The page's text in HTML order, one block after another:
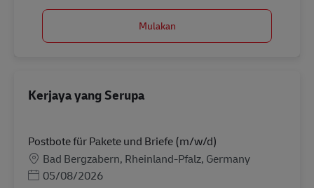
Mulakan
Kerjaya yang Serupa
Postbote für Pakete und Briefe (m/w/d)
LokasiBad Bergzabern, Rheinland-Pfalz, Germany
Posted Date
05/08/2026